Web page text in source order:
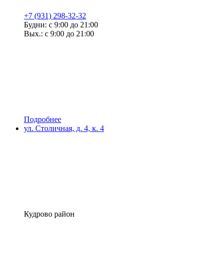
+7 (931) 298-32-32
Будни: с 9:00 до 21:00
Вых.: с 9:00 до 21:00
Подробнее
ул. Столичная, д. 4, к. 4
Кудрово район